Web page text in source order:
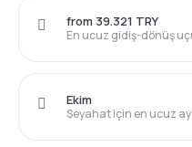
En ucuz gidiş-dönüş
from 39.321 TRY
Seyahat için en ucuz ay
Ekim